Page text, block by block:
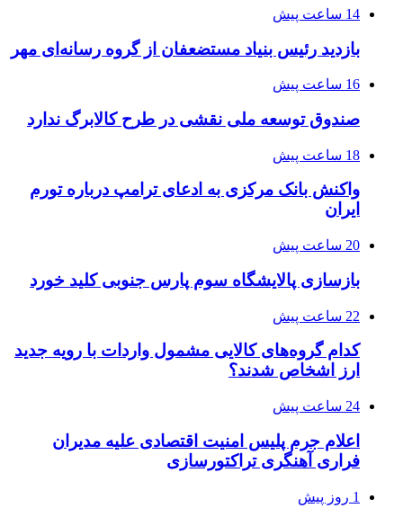
14 ساعت پیش
بازدید رئیس بنیاد مستضعفان از گروه رسانه‌ای مهر
16 ساعت پیش
صندوق توسعه ملی نقشی در طرح کالابرگ ندارد
18 ساعت پیش
واکنش بانک مرکزی به ادعای ترامپ درباره تورم
ایران
20 ساعت پیش
بازسازی پالایشگاه سوم پارس جنوبی کلید خورد
22 ساعت پیش
کدام گروه‌های کالایی مشمول واردات با رویه جدید
ارز اشخاص شدند؟
24 ساعت پیش
اعلام جرم پلیس امنیت اقتصادی علیه مدیران
فراری آهنگری تراکتورسازی
1 روز پیش